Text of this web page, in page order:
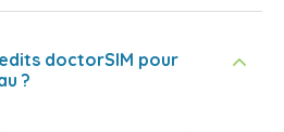
doctorSIM pour
?